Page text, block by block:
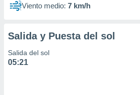
Viento medio: 7 km/h
Salida y Puesta del sol
Salida del sol
05:21